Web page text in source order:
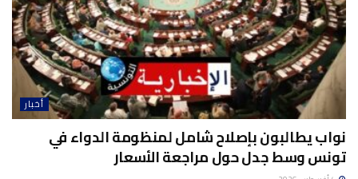
أخبار
نواب يطالبون بإصلاح شامل لمنظومة الدواء في
تونس وسط جدل حول مراجعة الأسعار